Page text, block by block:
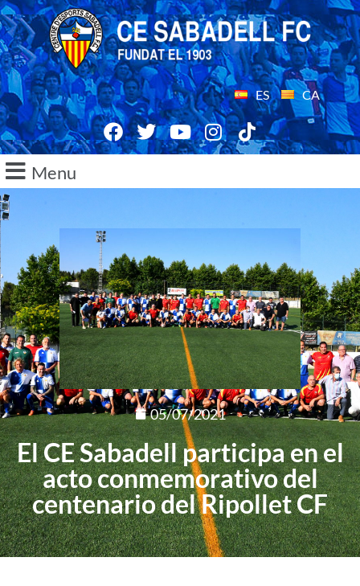
ES CA
Menu
05/07/2021
El CE Sabadell participa en el
acto conmemorativo del
centenario del Ripollet CF